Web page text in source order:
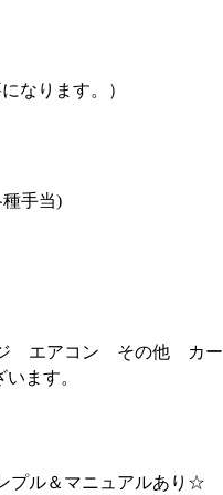
なります。）
種手当)
エアコン その他 カー
ます。
プル＆マニュアルあり☆